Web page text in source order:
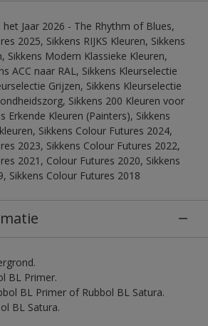
het Jaar 2026 - The Rhythm of Blues,
2025, Sikkens RIJKS Kleuren, Sikkens
Sikkens Modern Klassieke Kleuren,
ACC naar RAL, Sikkens Kleurselectie
Grijzen, Sikkens Kleurselectie
Sikkens 200 Kleuren voor
Erkende Kleuren (Painters), Sikkens
Sikkens Colour Futures 2024,
2023, Sikkens Colour Futures 2022,
2021, Colour Futures 2020, Sikkens
Sikkens Colour Futures 2018
BL Primer.
BL Primer of Rubbol BL Satura.
BL Satura.